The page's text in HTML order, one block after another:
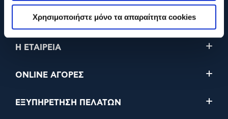
Χρησιμοποιήστε μόνο τα απαραίτητα cookies
210 2895000
Η ΕΤΑΙΡΕΙΑ
ONLINE ΑΓΟΡΕΣ
ΕΞΥΠΗΡΕΤΗΣΗ ΠΕΛΑΤΩΝ